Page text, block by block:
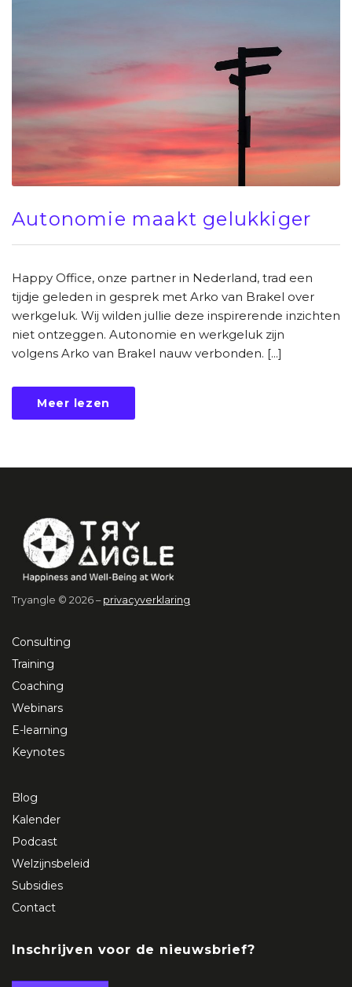
Autonomie maakt gelukkiger
Happy Office, onze partner in Nederland, trad een
tijdje geleden in gesprek met Arko van Brakel over
werkgeluk. Wij wilden jullie deze inspirerende inzichten
niet ontzeggen. Autonomie en werkgeluk zijn
volgens Arko van Brakel nauw verbonden. [...]
Meer lezen
Tryangle © 2026 – privacyverklaring
Consulting
Training
Coaching
Webinars
E-learning
Keynotes
Blog
Kalender
Podcast
Welzijnsbeleid
Subsidies
Contact
Inschrijven voor de nieuwsbrief?